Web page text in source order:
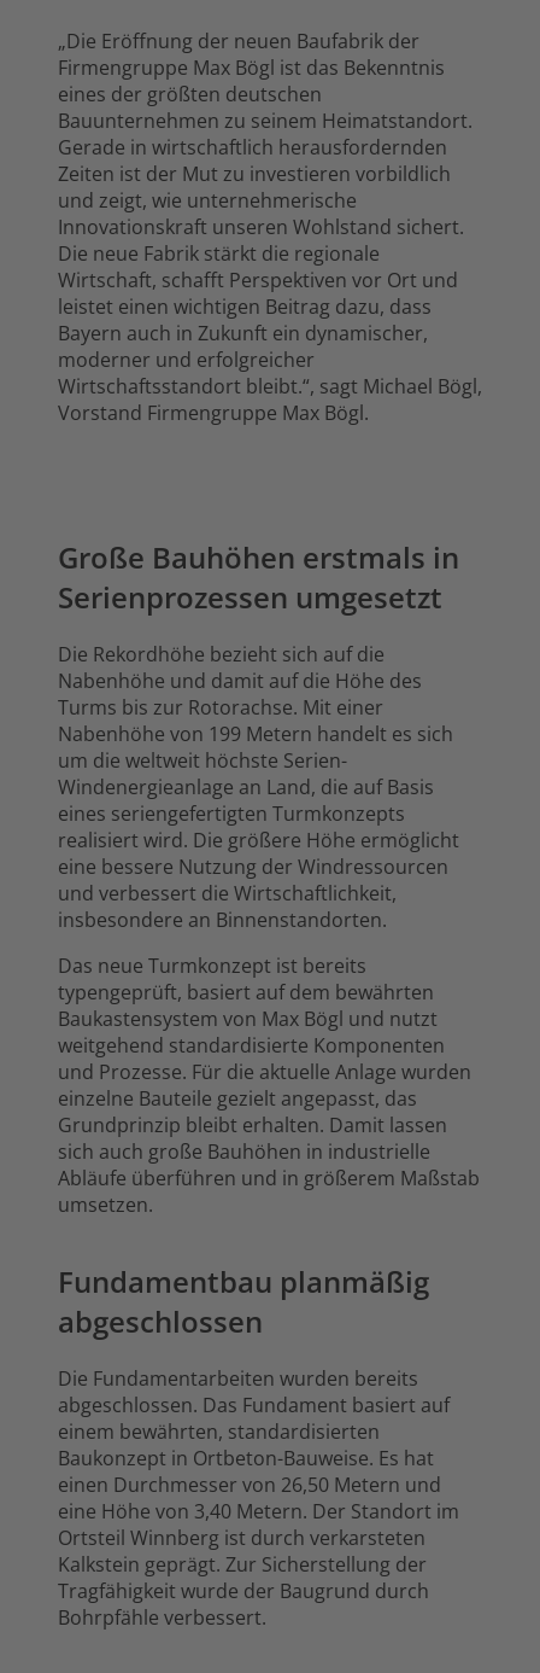
„Die Eröffnung der neuen Baufabrik der
Firmengruppe Max Bögl ist das Bekenntnis
eines der größten deutschen
Bauunternehmen zu seinem Heimatstandort.
Gerade in wirtschaftlich herausfordernden
Zeiten ist der Mut zu investieren vorbildlich
und zeigt, wie unternehmerische
Innovationskraft unseren Wohlstand sichert.
Die neue Fabrik stärkt die regionale
Wirtschaft, schafft Perspektiven vor Ort und
leistet einen wichtigen Beitrag dazu, dass
Bayern auch in Zukunft ein dynamischer,
moderner und erfolgreicher
Wirtschaftsstandort bleibt.“, sagt Michael Bögl,
Vorstand Firmengruppe Max Bögl.
Große Bauhöhen erstmals in
Serienprozessen umgesetzt
Die Rekordhöhe bezieht sich auf die
Nabenhöhe und damit auf die Höhe des
Turms bis zur Rotorachse. Mit einer
Nabenhöhe von 199 Metern handelt es sich
um die weltweit höchste Serien-
Windenergieanlage an Land, die auf Basis
eines seriengefertigten Turmkonzepts
realisiert wird. Die größere Höhe ermöglicht
eine bessere Nutzung der Windressourcen
und verbessert die Wirtschaftlichkeit,
insbesondere an Binnenstandorten.
Das neue Turmkonzept ist bereits
typengeprüft, basiert auf dem bewährten
Baukastensystem von Max Bögl und nutzt
weitgehend standardisierte Komponenten
und Prozesse. Für die aktuelle Anlage wurden
einzelne Bauteile gezielt angepasst, das
Grundprinzip bleibt erhalten. Damit lassen
sich auch große Bauhöhen in industrielle
Abläufe überführen und in größerem Maßstab
umsetzen.
Fundamentbau planmäßig
abgeschlossen
Die Fundamentarbeiten wurden bereits
abgeschlossen. Das Fundament basiert auf
einem bewährten, standardisierten
Baukonzept in Ortbeton-Bauweise. Es hat
einen Durchmesser von 26,50 Metern und
eine Höhe von 3,40 Metern. Der Standort im
Ortsteil Winnberg ist durch verkarsteten
Kalkstein geprägt. Zur Sicherstellung der
Tragfähigkeit wurde der Baugrund durch
Bohrpfähle verbessert.